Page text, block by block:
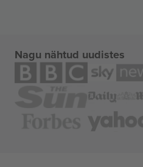
Nagu nähtud uudistes